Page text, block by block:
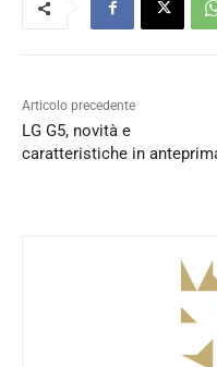
Articolo precedente
LG G5, novità e
caratteristiche in